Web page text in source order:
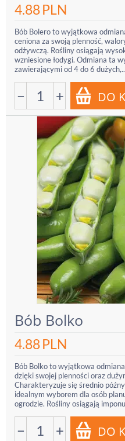
4.88PLN
Bób Bolero to wyjątkowa
ceniona za swoją plenność,
odżywczą. Rośliny osiągają
wzniesione łodygi. Odmiana ta
zawierającymi od 4 do 6
− +
Bób Bolko
4.88PLN
Bób Bolko to wyjątkowa
dzięki swojej plenności oraz
Charakteryzuje się średnio
idealnym wyborem dla osób
ogrodzie. Rośliny osiągają
− +